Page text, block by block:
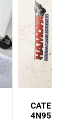
4N9518